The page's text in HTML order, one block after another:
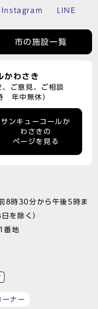
Instagram LINE
市の施設一覧
かわさき
ご意見、ご相談
年中無休）
サンキューコールか
わさきの
ページを見る
8時30分から午後5時ま
を除く）
番地
ナー